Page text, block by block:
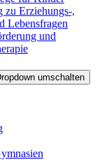
zu Erziehungs-,
Lebensfragen
und
umschalten